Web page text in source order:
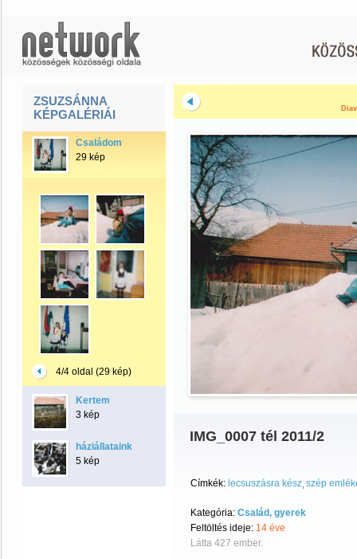
ZSUZSÁNNA
KÉPGALÉRIÁI
Családom
29 kép
4/4 oldal (29 kép)
Kertem
3 kép
háziállataink
5 kép
IMG_0007 tél 2011/2
Címkék: lecsuszásra kész szép
Kategória: Család, gyerek
Feltöltés ideje: 14 éve
Látta 427 ember.